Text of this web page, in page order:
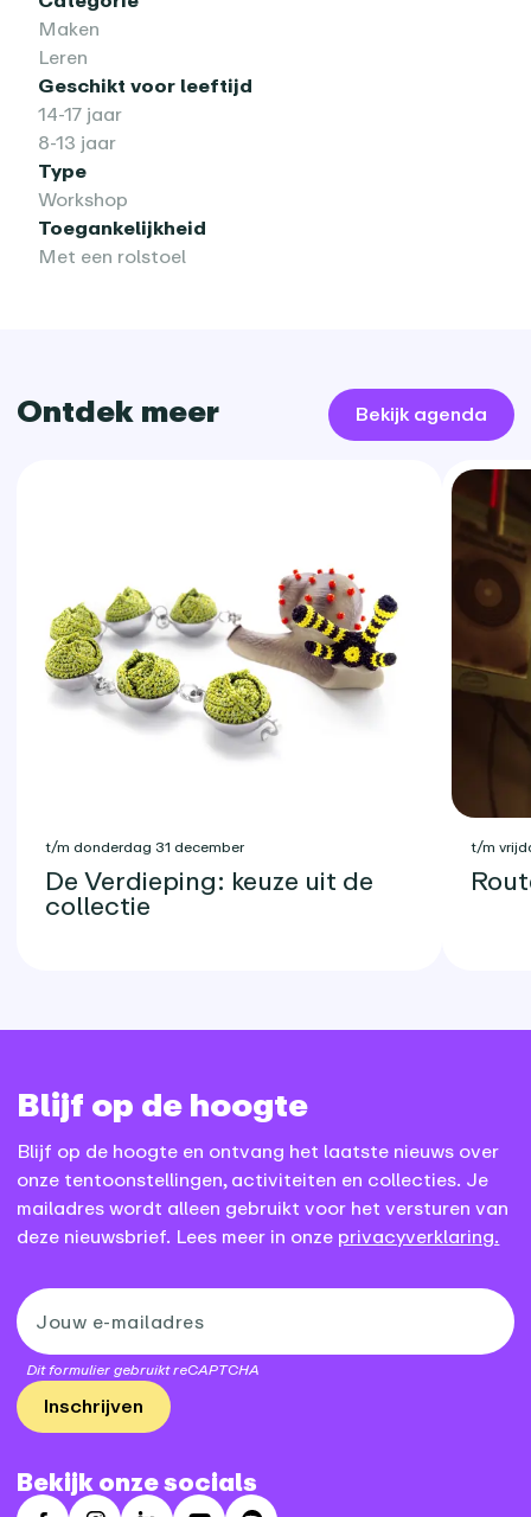
Maken
Leren
Geschikt voor leeftijd
14-17 jaar
8-13 jaar
Type
Workshop
Toegankelijkheid
Met een rolstoel
Ontdek meer Bekijk agenda
t/m donderdag 31 december
De Verdieping: keuze uit de
collectie
t/m
Blijf op de hoogte
Blijf op de hoogte en ontvang het laatste nieuws over
onze tentoonstellingen, activiteiten en collecties. Je
mailadres wordt alleen gebruikt voor het versturen van
deze nieuwsbrief. Lees meer in onze privacyverklaring.
Dit formulier gebruikt reCAPTCHA
Inschrijven
Bekijk onze socials